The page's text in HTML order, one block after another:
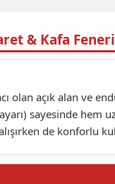
& Kafa
olan açık alan ve
sayesinde hem
de konforlu